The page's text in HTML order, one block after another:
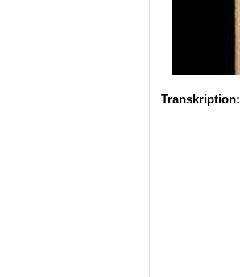
Transkription: